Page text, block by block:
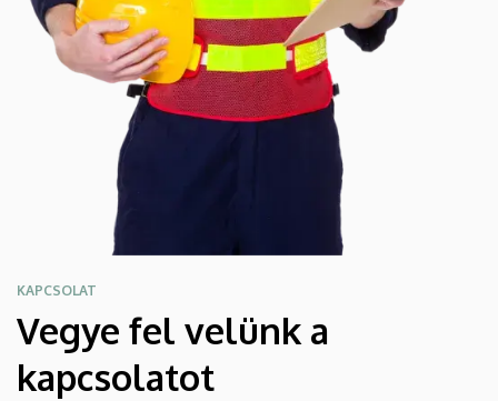
KAPCSOLAT
Vegye fel velünk a
kapcsolatot